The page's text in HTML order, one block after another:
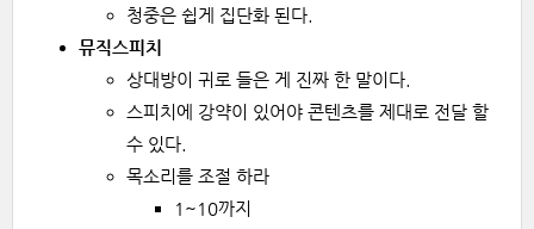
청중은 쉽게 집단화 된다.
뮤직스피치
상대방이 귀로 들은 게 진짜 한 말이다.
스피치에 강약이 있어야 콘텐츠를 제대로 전달 할
수 있다.
목소리를 조절 하라
1~10까지